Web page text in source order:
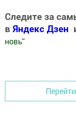
Следите за
в Яндекс Дзен
новь"